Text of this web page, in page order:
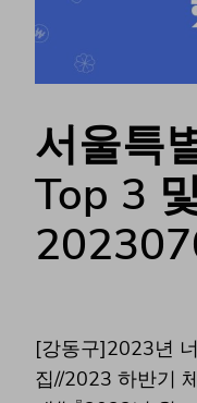
서울특
Top 3
[강동구]2023년
집//2023 하반기